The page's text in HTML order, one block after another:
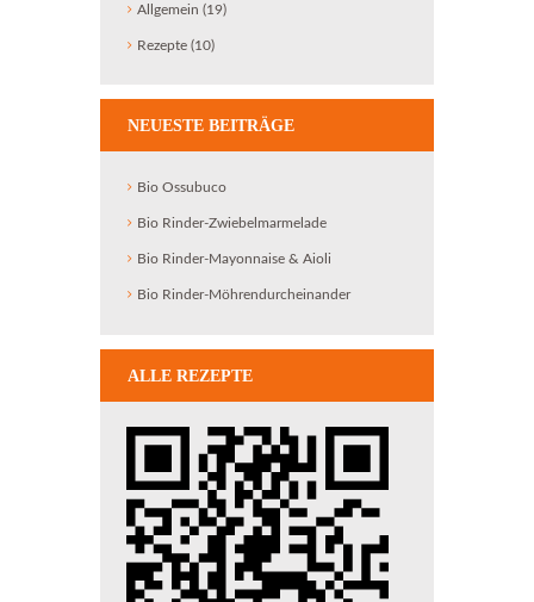
Allgemein (19)
Rezepte (10)
NEUESTE BEITRÄGE
Bio Ossubuco
Bio Rinder-Zwiebelmarmelade
Bio Rinder-Mayonnaise & Aioli
Bio Rinder-Möhrendurcheinander
ALLE REZEPTE